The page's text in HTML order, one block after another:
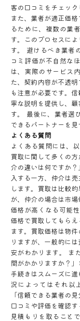
客の口コミをチェック
また、業者が適正価
るために、複数の業
す。このプロセスに
す。 避けるべき業者
コミ評価が不自然な
は、実際のサービス
た、契約内容が不透
も注意が必要です。
寧な説明を提供し、
す。 最後に、業者選
できるパートナーを見
よくある質問
よくある質問には、
買取に関して多くの
介の違いは何ですか
入する一方、仲介は
します。買取は比較
が、仲介の場合は市
価格が高くなる可能
価格で買取してもら
ます。買取価格は物
りますが、一般的に
安がわかります。 ま
間がかかりますか？
手続きはスムーズに
況によってはそれ以
「信頼できる業者の
口コミや評価を確認
見積もりを取ること